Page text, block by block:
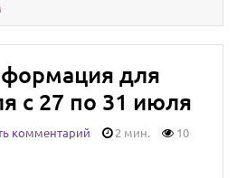
для
с 27 по 31 июля
комментарий 2 мин. 10